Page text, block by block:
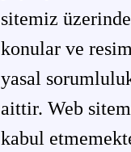
sitemiz
konular ve
yasal
aittir. Web
kabul